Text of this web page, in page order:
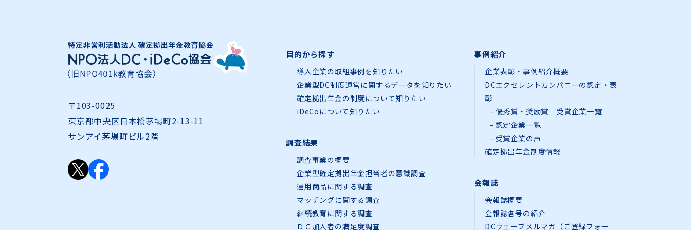
〒103-0025
東京都中央区日本橋茅場町2-13-11
サンアイ茅場町ビル2階
目的から探す
導入企業の取組事例を知りたい
企業型DC制度運営に関するデータを知りたい
確定拠出年金の制度について知りたい
iDeCoについて知りたい
調査結果
調査事業の概要
企業型確定拠出年金担当者の意識調査
運用商品に関する調査
マッチングに関する調査
継続教育に関する調査
ＤＣ加入者の満足度調査
事例紹介
企業表彰・事例紹介概要
DCエクセレントカンパニーの認定・表
彰
優秀賞・奨励賞 受賞企業一覧
認定企業一覧
受賞企業の声
確定拠出年金制度情報
会報誌
会報誌概要
会報誌各号の紹介
DCウェーブメルマガ（ご登録フォー